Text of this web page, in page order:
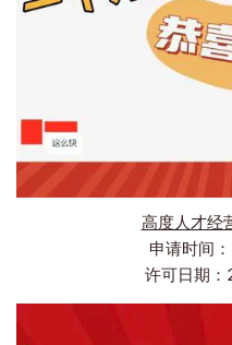
高度人才经
申请时间
许可日期